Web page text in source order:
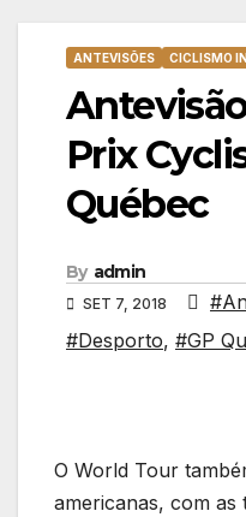
ANTEVISÕES CICLISMO
Prix
Québec
By admin
SET 7, 2018
#Desporto, #GP
O World Tour
americanas, com as